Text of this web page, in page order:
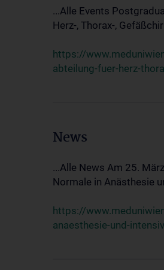
...Alle Events
Herz-, Thorax-,
https://
abteilung-fuer-herz-
News
...Alle News Am 25.
Normale in Anästhesie
https://
anaesthesie-und-